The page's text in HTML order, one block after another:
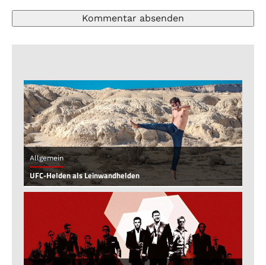
Allgemein
UFC-Helden als Leinwandhelden